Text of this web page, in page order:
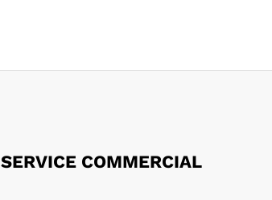
SERVICE COMMERCIAL